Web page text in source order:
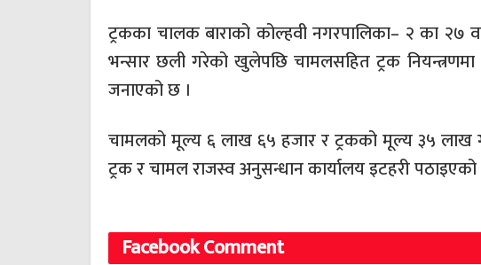
ट्रकका चालक बाराको कोल्हवी नगरपालिका– २ का २७
भन्सार छली गरेको खुलेपछि चामलसहित ट्रक नियन्त्रणमा
जनाएको छ ।
चामलको मूल्य ६ लाख ६५ हजार र ट्रकको मूल्य ३५ लाख
ट्रक र चामल राजस्व अनुसन्धान कार्यालय इटहरी
Facebook Comment